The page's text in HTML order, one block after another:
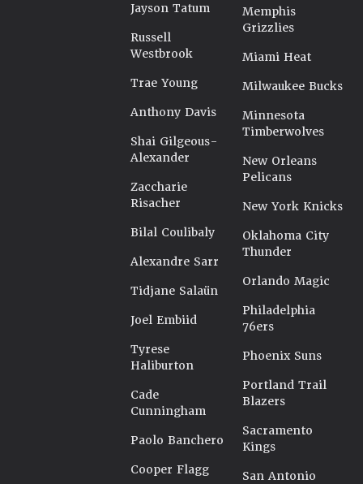
Jayson Tatum
Russell
Westbrook
Trae Young
Anthony Davis
Shai Gilgeous-
Alexander
Zaccharie
Risacher
Bilal Coulibaly
Alexandre Sarr
Tidjane Salaün
Joel Embiid
Tyrese
Haliburton
Cade
Cunningham
Paolo Banchero
Cooper Flagg
Memphis
Grizzlies
Miami Heat
Milwaukee Bucks
Minnesota
Timberwolves
New Orleans
Pelicans
New York Knicks
Oklahoma City
Thunder
Orlando Magic
Philadelphia
76ers
Phoenix Suns
Portland Trail
Blazers
Sacramento
Kings
San Antonio